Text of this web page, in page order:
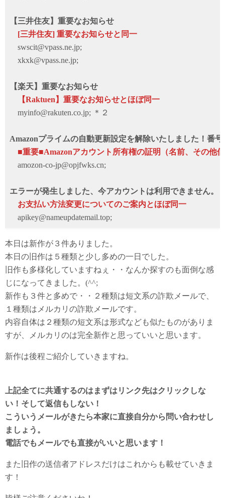
【三井住友】重要なお知らせ
[三井住友] 重要なお知らせと同一
swscit@vpass.ne.jp;
xkxk@vpass.ne.jp;
【楽天】重要なお知らせ
【Raktuen】重要なお知らせとほぼ同一
myinfo@rakuten.co.jp; ＊２
Amazonプライムの自動更新設定を解除いたしました！番号
■重要■Amazonアカウント所有権の証明（名前、その他
amozon-co-jp@opjfwks.cn;
エラーが発生しました、今アカウントは利用できません。
お支払い方法変更についてのご案内とほぼ同一
apikey@nameupdatemail.top;
本日は新作が３件ありました。
本日の旧作は５種類と少し多めの一日でした。
旧作も多様化していますねぇ・・なんか探すのも面倒な感
じになってきました。(^^;
新作も３件と多めで・・２種類は短文系の詐欺メールで、
１種類はメルカリの詐欺メールです。
内容自体は２種類の短文系は形式なども似たものがありま
すが、メルカリのは完全新作と思っていいと思います。
新作は後程ご紹介していきますね。
上記全てに共通するのはまずはリンク先はクリックしな
い！そして返信もしない！
こういうメールがきたら本家に直接自分から問い合わせし
ましょう。
電話でもメールでも直接がいいと思います！
また旧作の送信者アドレスだけはこれからも載せていきま
す！